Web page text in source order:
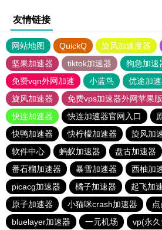
友情链接
网站地图 QuickQ 旋风加速度器
坚果加速器
tiktok加速器
狗急加速
免费vqn外网加速
小蓝鸟 优途加
旋风加速器
免费vps加速器外网苹果版
快连加速器
快连加速器官网入口
快鸭加速器
快柠檬加速器 旋风加
软件中心
蚂蚁加速器 盘古加速器
番石榴加速器
暴雪加速器 西柚加
picacg加速器
橘子加速器 起飞加
原子加速器
小猫咪crash加速器
bluelayer加速器
一元机场 vp(永